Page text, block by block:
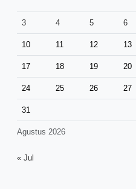
Agustus 2026
3 4 5 6
10 11 12 13
17 18 19 20
24 25 26 27
31
« Jul